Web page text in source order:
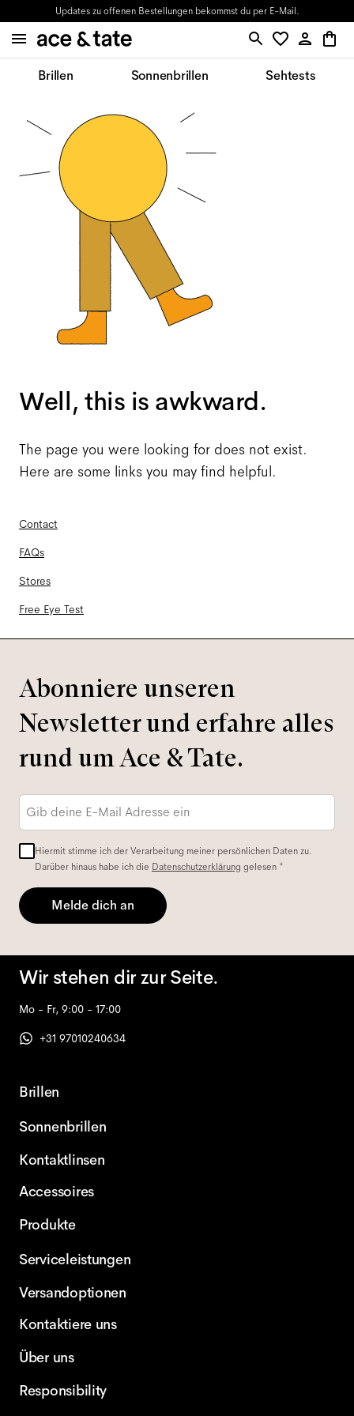
Updates zu offenen Bestellungen bekommst du per E-Mail.
Brillen Sonnenbrillen Sehtests
Well, this is awkward.
The page you were looking for does not exist.
Here are some links you may find helpful.
Contact
FAQs
Stores
Free Eye Test
Abonniere unseren
Newsletter und erfahre alles
rund um Ace & Tate.
E-
Mail-
Hiermit stimme ich der Verarbeitung meiner persönlichen Daten zu.
Darüber hinaus habe ich die Datenschutzerklärung gelesen *
Melde dich an
Wir stehen dir zur Seite.
Mo - Fr, 9:00 - 17:00
+31 97010240634
Brillen
Sonnenbrillen
Kontaktlinsen
Accessoires
Produkte
Serviceleistungen
Versandoptionen
Kontaktiere uns
Über uns
Responsibility